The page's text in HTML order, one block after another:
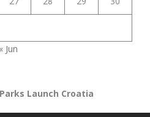
« Jun
Launch Croatia